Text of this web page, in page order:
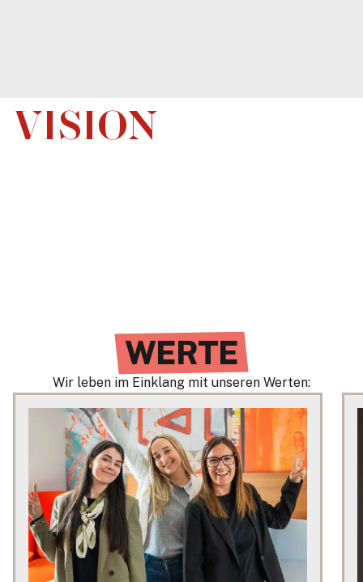
VISION
WERTE
Wir leben im Einklang mit unseren Werten: